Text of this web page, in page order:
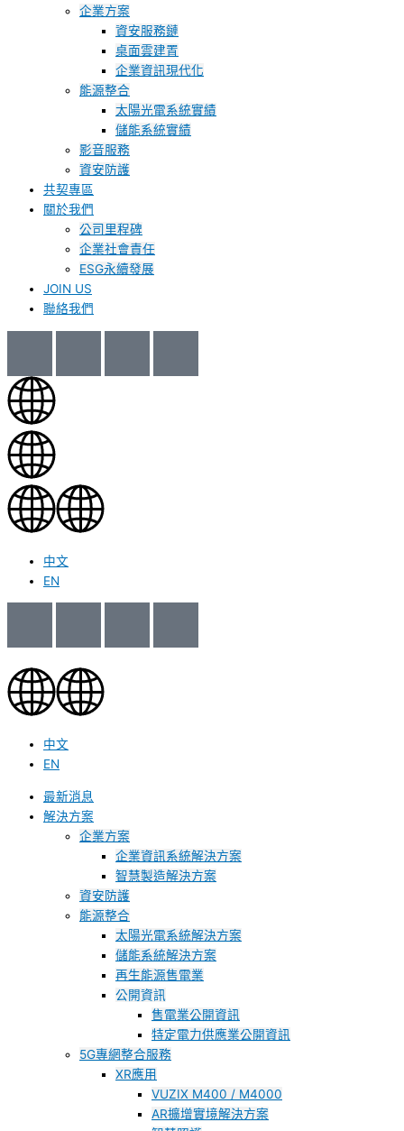
企業方案
資安服務鏈
桌面雲建置
企業資訊現代化
能源整合
太陽光電系統實績
儲能系統實績
影音服務
資安防護
共契專區
關於我們
公司里程碑
企業社會責任
ESG永續發展
JOIN US
聯絡我們
中文
EN
中文
EN
最新消息
解決方案
企業方案
企業資訊系統解決方案
智慧製造解決方案
資安防護
能源整合
太陽光電系統解決方案
儲能系統解決方案
再生能源售電業
公開資訊
售電業公開資訊
特定電力供應業公開資訊
5G專網整合服務
XR應用
VUZIX M400 / M4000
AR擴增實境解決方案